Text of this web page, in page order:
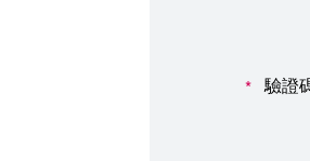
* 驗證